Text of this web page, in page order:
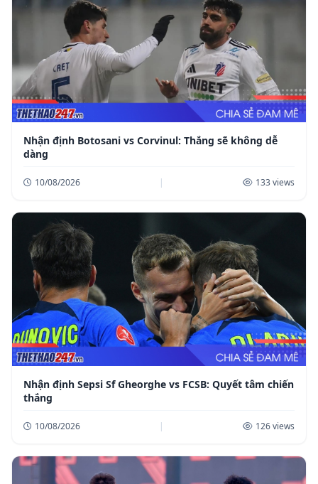
Nhận định Botosani vs Corvinul: Thắng sẽ không dễ
dàng
10/08/2026 | 133 views
Nhận định Sepsi Sf Gheorghe vs FCSB: Quyết tâm chiến
thắng
10/08/2026 | 126 views